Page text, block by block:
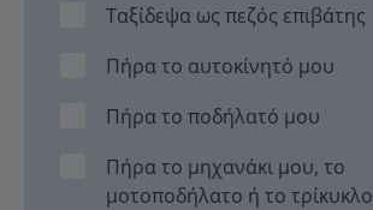
Ταξίδεψα ως πεζός επιβάτης
Πήρα το αυτοκίνητό μου
Πήρα το ποδήλατό μου
Πήρα το μηχανάκι μου, το
μοτοποδήλατο ή το